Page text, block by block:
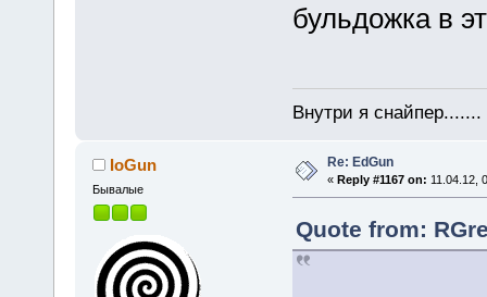
бульдожка в
Внутри я
IoGun
Бывалые
Re: EdGun
« Reply #1167 on: 11.04.12,
Quote from: